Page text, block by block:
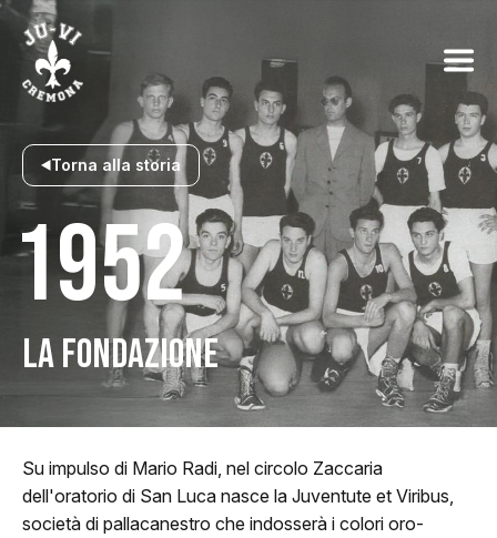
Torna alla storia
1952
LA FONDAZIONE
Su impulso di Mario Radi, nel circolo Zaccaria
dell'oratorio di San Luca nasce la Juventute et Viribus,
società di pallacanestro che indosserà i colori oro-